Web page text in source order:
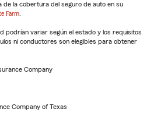
la cobertura del seguro de auto en su
Farm
podrían variar según el estado y los requisitos
ni conductores son elegibles para obtener
Company
Company of Texas